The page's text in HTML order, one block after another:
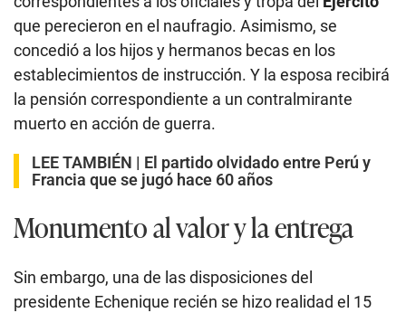
que perecieron en el naufragio. Asimismo, se
concedió a los hijos y hermanos becas en los
establecimientos de instrucción. Y la esposa recibirá
la pensión correspondiente a un contralmirante
muerto en acción de guerra.
LEE TAMBIÉN | El partido olvidado entre Perú y
Francia que se jugó hace 60 años
Monumento al valor y la entrega
Sin embargo, una de las disposiciones del
presidente Echenique recién se hizo realidad el 15